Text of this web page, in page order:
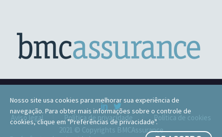
Aviso legal Política de privacidade
Política de cookies
2021 © Copyrights BMCAssurance
Nosso site usa cookies para melhorar sua experiência de
navegação. Para obter mais informações sobre o controle de
cookies, clique em "Preferências de privacidade".